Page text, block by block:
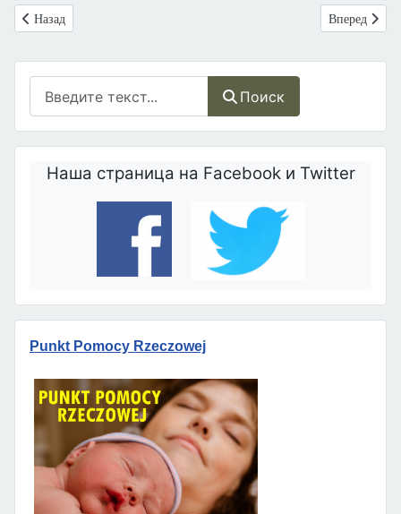
Поиск
Наша страница на Facebook и Twitter
Punkt Pomocy Rzeczowej
Предыдущий: Олимпийская чемпионка Саня Ричардс-Росс глубоко
Назад Следующий:
Вперед